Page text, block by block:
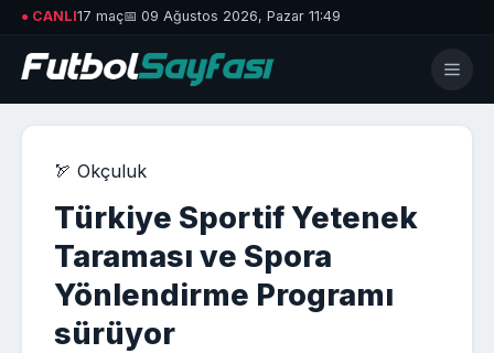
● CANLI17 maç📅 09 Ağustos 2026, Pazar 11:49
🏹 Okçuluk
Türkiye Sportif Yetenek
Taraması ve Spora
Yönlendirme Programı
sürüyor